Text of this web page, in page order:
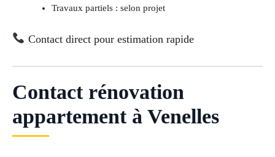
Travaux partiels : selon projet
Contact direct pour estimation rapide
Contact rénovation
appartement à Venelles